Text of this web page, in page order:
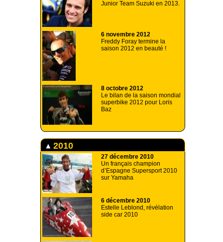
Junior Team Suzuki en 2013.
6 novembre 2012
Freddy Foray termine la
saison 2012 en beauté !
8 octobre 2012
Le bilan de la saison mondial
superbike 2012 pour Loris
Baz
2010
27 décembre 2010
Un français champion
d’Espagne Supersport 2010
sur Yamaha
6 décembre 2010
Estelle Leblond, révélation
side car 2010